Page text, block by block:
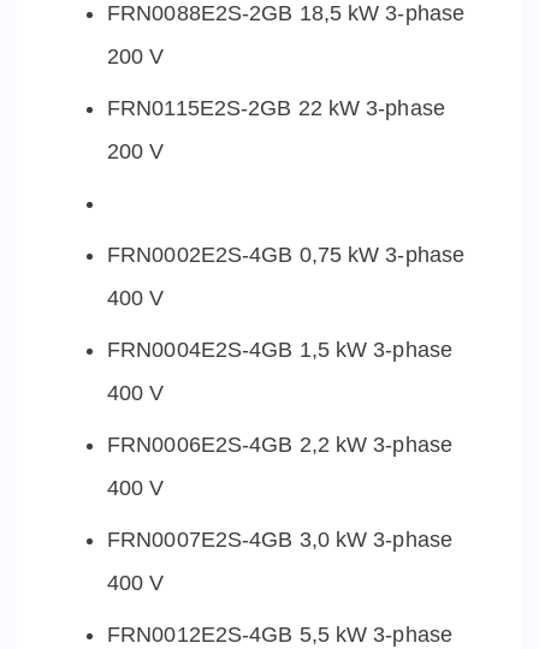
FRN0088E2S-2GB 18,5 kW 3-phase
200 V
FRN0115E2S-2GB 22 kW 3-phase
200 V
FRN0002E2S-4GB 0,75 kW 3-phase
400 V
FRN0004E2S-4GB 1,5 kW 3-phase
400 V
FRN0006E2S-4GB 2,2 kW 3-phase
400 V
FRN0007E2S-4GB 3,0 kW 3-phase
400 V
FRN0012E2S-4GB 5,5 kW 3-phase